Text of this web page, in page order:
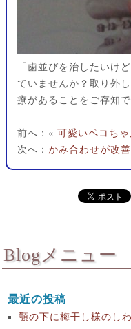
「歯並びを治したいけ
ていませんか？取り外
療があることをご存知
前へ：« 可愛いペコち
次へ： かみ合わせが改善
Blogメニュー
最近の投稿
顎の下に梅干し様のしわ